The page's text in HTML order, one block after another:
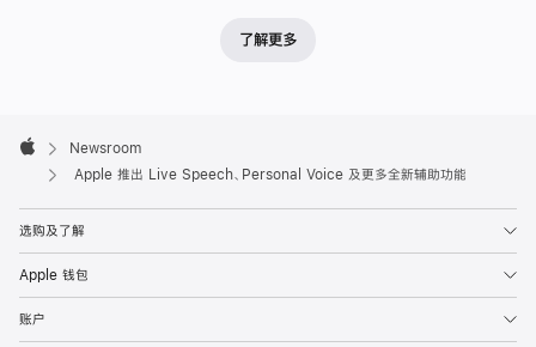
今
些
了解更多
Footer

Apple
Newsroom
Apple 推出 Live Speech、Personal Voice 及更多全新辅助功能
选购及了解
Apple 钱包
账户